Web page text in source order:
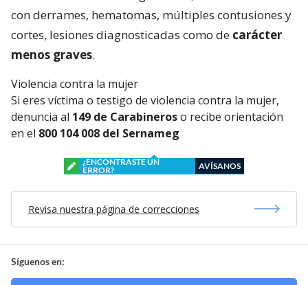
con derrames, hematomas, múltiples contusiones y
cortes, lesiones diagnosticadas como de carácter
menos graves.
Violencia contra la mujer
Si eres víctima o testigo de violencia contra la mujer,
denuncia al 149 de Carabineroso recibe orientación
en el 800 104 008 del Sernameg
¿ENCONTRASTE UN
ERROR?
AVÍSANOS
Revisa nuestra página de correcciones
Síguenos en: